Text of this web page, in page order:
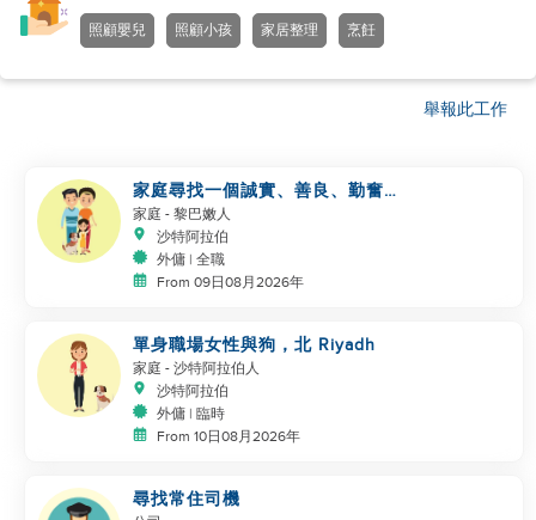
照顧嬰兒 照顧小孩 家居整理 烹飪
舉報此工作
家庭尋找一個誠實、善良、勤奮的
工作者
家庭 - 黎巴嫩人
沙特阿拉伯
外傭 | 全職
From 09日08月2026年
單身職場女性與狗，北 Riyadh
家庭 - 沙特阿拉伯人
沙特阿拉伯
外傭 | 臨時
From 10日08月2026年
尋找常住司機